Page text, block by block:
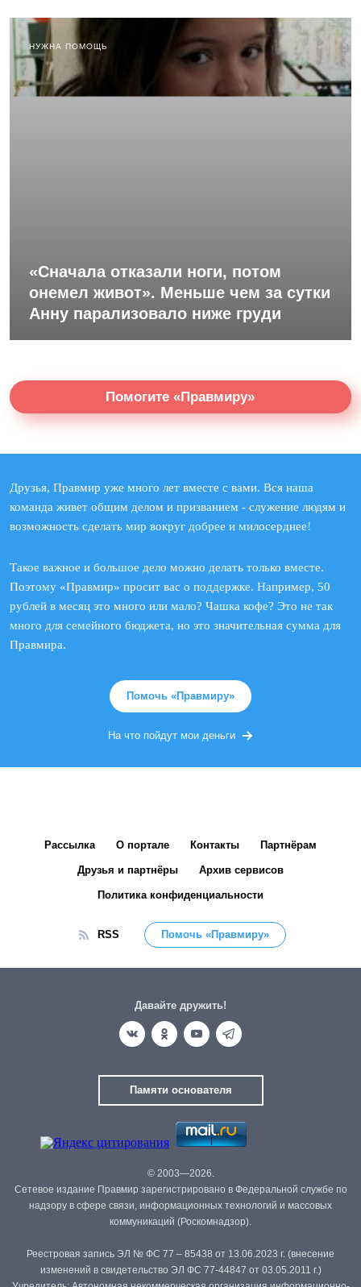
НУЖНА ПОМОЩЬ
«Сначала отказали ноги, потом
онемел живот». Меньше чем за сутки
Анну парализовало ниже груди
Помогите «Правмиру»
Друзья, Правмир уже много лет вместе с вами. Вся наша
команда живет общим делом и призванием - служение людям и
возможность сделать мир вокруг добрее и милосерднее!
Такое важное и большое дело можно делать только вместе.
Поэтому «Правмир» просит вас о поддержке. Например, 50
рублей в месяц это много или мало? Чашка кофе? Это не так
много для семейного бюджета, но это значительная сумма для
Правмира.
Помочь «Правмиру»
На что пойдут мои деньги
Рассылка О портале Контакты Партнёрам
Друзья и партнёры Архив сервисов
Политика конфиденциальности
RSS Помочь «Правмиру»
Давайте дружить!
Памяти основателя
© 2003—2026.
Сетевое издание Правмир зарегистрировано в Федеральной службе по
надзору в сфере связи, информационных технологий и массовых
коммуникаций (Роскомнадзор).
Реестровая запись ЭЛ № ФС 77 – 85438 от 13.06.2023 г. (внесение
изменений в свидетельство ЭЛ ФС 77-44847 от 03.05.2011 г.)